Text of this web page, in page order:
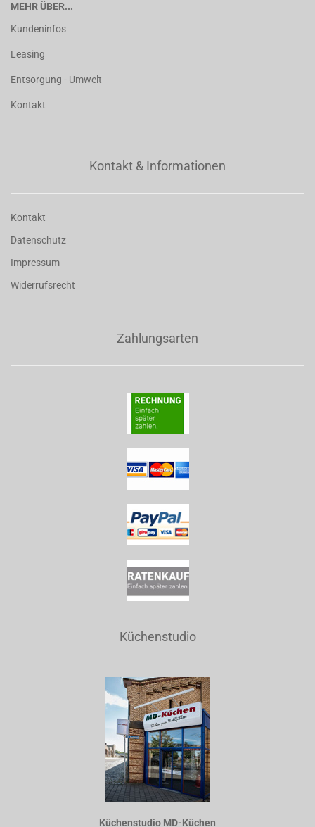
MEHR ÜBER...
Kundeninfos
Leasing
Entsorgung - Umwelt
Kontakt
Kontakt & Informationen
Kontakt
Datenschutz
Impressum
Widerrufsrecht
Zahlungsarten
Küchenstudio
Küchenstudio MD-Küchen